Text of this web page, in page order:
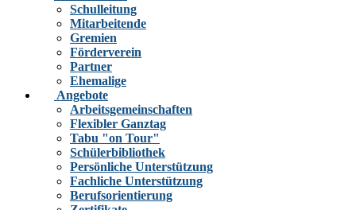
Schulleitung
Mitarbeitende
Gremien
Förderverein
Partner
Ehemalige
Angebote
Arbeitsgemeinschaften
Flexibler Ganztag
Tabu "on Tour"
Schülerbibliothek
Persönliche Unterstützung
Fachliche Unterstützung
Berufsorientierung